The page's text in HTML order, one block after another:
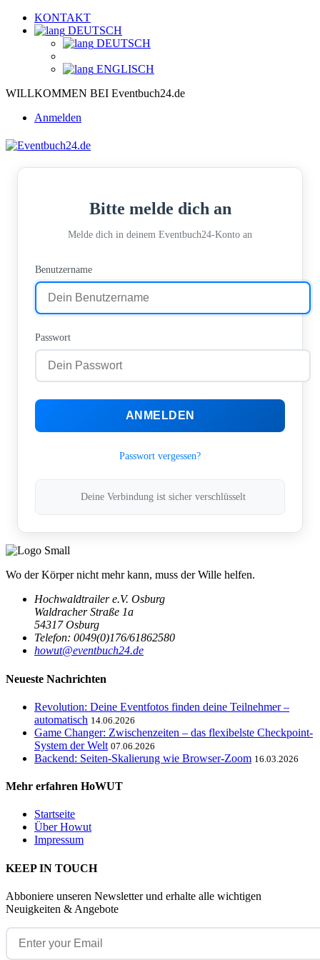
KONTAKT
DEUTSCH
DEUTSCH
ENGLISCH
WILLKOMMEN BEI Eventbuch24.de
Anmelden
Bitte melde dich an
Melde dich in deinem Eventbuch24-Konto an
Benutzername
Passwort
ANMELDEN
Passwort vergessen?
Deine Verbindung ist sicher verschlüsselt
Wo der Körper nicht mehr kann, muss der Wille helfen.
Hochwaldtrailer e.V. Osburg
Waldracher Straße 1a
54317 Osburg
Telefon: 0049(0)176/61862580
howut@eventbuch24.de
Neueste Nachrichten
Revolution: Deine Eventfotos finden deine Teilnehmer –
automatisch 14.06.2026
Game Changer: Zwischenzeiten – das flexibelste Checkpoint-
System der Welt 07.06.2026
Backend: Seiten-Skalierung wie Browser-Zoom 16.03.2026
Mehr erfahren HoWUT
Startseite
Über Howut
Impressum
KEEP IN TOUCH
Abboniere unseren Newsletter und erhalte alle wichtigen
Neuigkeiten & Angebote